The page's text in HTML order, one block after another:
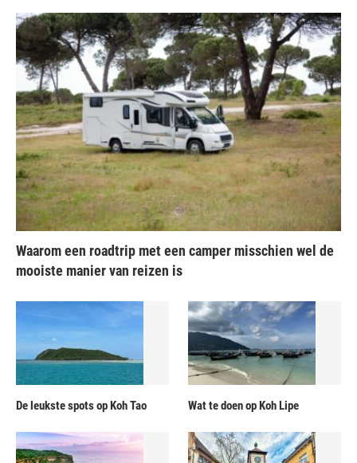
Waarom een roadtrip met een camper misschien wel de
mooiste manier van reizen is
De leukste spots op Koh Tao Wat te doen op Koh Lipe